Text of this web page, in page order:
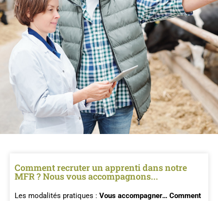
Comment recruter un apprenti dans notre
MFR ? Nous vous accompagnons...
Les modalités pratiques : Vous accompagner… Comment